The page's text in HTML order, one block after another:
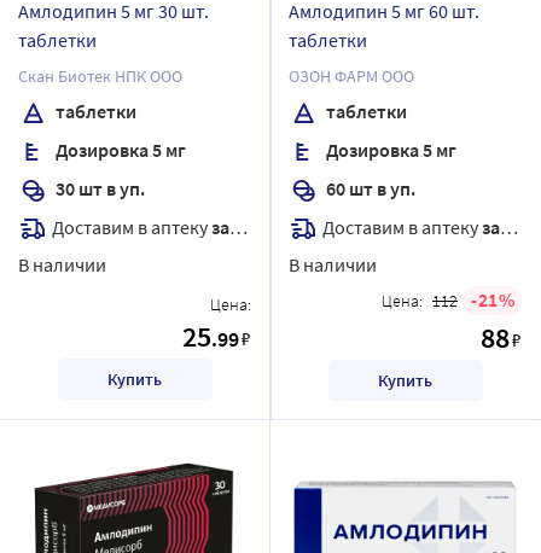
Амлодипин 5 мг 30 шт.
таблетки
Скан Биотек НПК ООО
таблетки
Дозировка 5 мг
30 шт в уп.
Доставим в аптекузавтра
В наличии
Цена:
25.99₽
Купить
Амлодипин 5 мг 60 шт.
таблетки
ОЗОН ФАРМ ООО
таблетки
Дозировка 5 мг
60 шт в уп.
Доставим в аптекузавтра
В наличии
Цена: 112 21
88₽
Купить